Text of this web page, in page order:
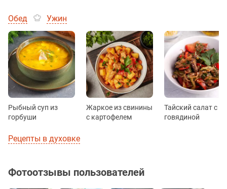
Обед Ужин
Рыбный суп из
горбуши
Жаркое из свинины
с картофелем
Тайский салат с
говядиной
Рецепты в духовке
Фотоотзывы пользователей